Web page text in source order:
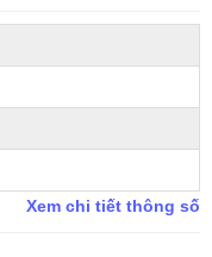
Xem chi tiết thông số